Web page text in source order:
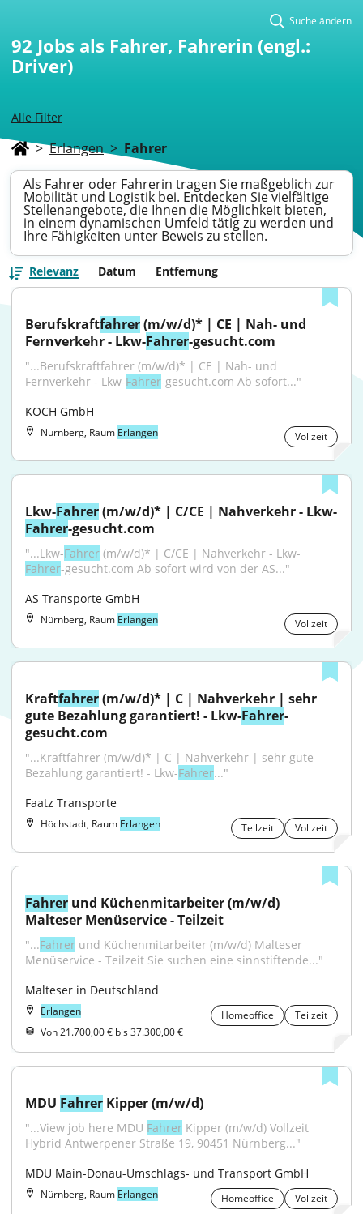
Alle Filter
Suche ändern
92 Jobs als Fahrer, Fahrerin (engl.:
Driver)
> Erlangen > Fahrer
Als Fahrer oder Fahrerin tragen Sie maßgeblich zur
Mobilität und Logistik bei. Entdecken Sie vielfältige
Stellenangebote, die Ihnen die Möglichkeit bieten,
in einem dynamischen Umfeld tätig zu werden und
Ihre Fähigkeiten unter Beweis zu stellen.
Relevanz Datum Entfernung
Berufskraftfahrer (m/w/d)* | CE | Nah- und
Fernverkehr - Lkw-Fahrer-gesucht.com
"...Berufskraftfahrer (m/w/d)* | CE | Nah- und
Fernverkehr - Lkw-Fahrer-gesucht.com Ab sofort..."
KOCH GmbH
Nürnberg, Raum Erlangen Vollzeit
Lkw-Fahrer (m/w/d)* | C/CE | Nahverkehr - Lkw-
Fahrer-gesucht.com
"...Lkw-Fahrer (m/w/d)* | C/CE | Nahverkehr - Lkw-
Fahrer-gesucht.com Ab sofort wird von der AS..."
AS Transporte GmbH
Nürnberg, Raum Erlangen Vollzeit
Kraftfahrer (m/w/d)* | C | Nahverkehr | sehr
gute Bezahlung garantiert! - Lkw-Fahrer-
gesucht.com
"...Kraftfahrer (m/w/d)* | C | Nahverkehr | sehr gute
Bezahlung garantiert! - Lkw-Fahrer..."
Faatz Transporte
Höchstadt, Raum Erlangen Teilzeit Vollzeit
Fahrer und Küchenmitarbeiter (m/w/d)
Malteser Menüservice - Teilzeit
"...Fahrer und Küchenmitarbeiter (m/w/d) Malteser
Menüservice - Teilzeit Sie suchen eine sinnstiftende..."
Malteser in Deutschland
Erlangen Homeoffice
Teilzeit
Von 21.700,00 € bis 37.300,00 €
MDU Fahrer Kipper (m/w/d)
"...View job here MDU Fahrer Kipper (m/w/d) Vollzeit
Hybrid Antwerpener Straße 19, 90451 Nürnberg..."
MDU Main-Donau-Umschlags- und Transport GmbH
Nürnberg, Raum Erlangen Homeoffice Vollzeit